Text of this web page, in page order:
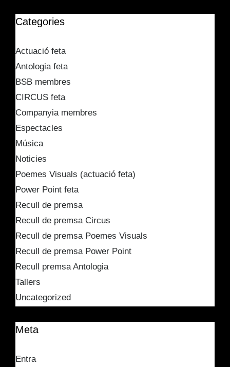
Categories
Actuació feta
Antologia feta
BSB membres
CIRCUS feta
Companyia membres
Espectacles
Música
Noticies
Poemes Visuals (actuació feta)
Power Point feta
Recull de premsa
Recull de premsa Circus
Recull de premsa Poemes Visuals
Recull de premsa Power Point
Recull premsa Antologia
Tallers
Uncategorized
Meta
Entra